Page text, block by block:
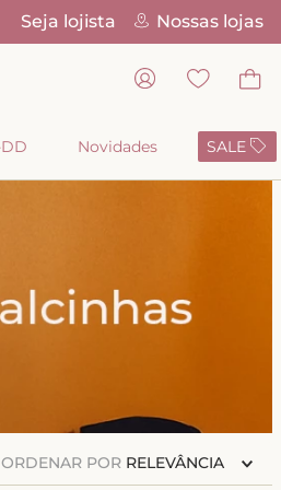
Pix
Seja lojista Nossas lojas
Novidades SALE
ORDENAR POR RELEVÂNCIA